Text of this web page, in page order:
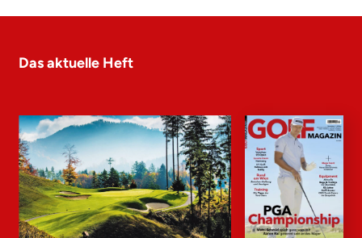
Das aktuelle Heft